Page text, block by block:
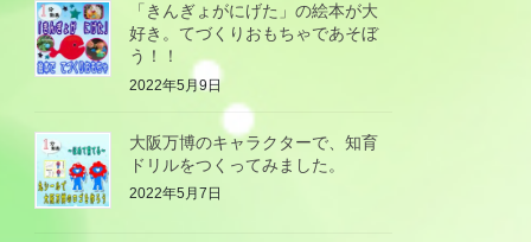
「きんぎょがにげた」の絵本が大
好き。てづくりおもちゃであそぼ
う！！
2022年5月9日
大阪万博のキャラクターで、知育
ドリルをつくってみました。
2022年5月7日